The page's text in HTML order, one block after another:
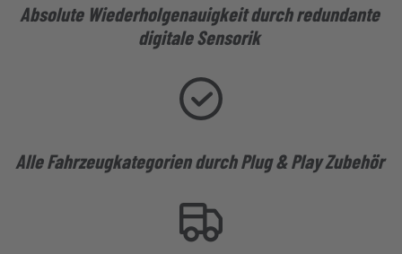
Absolute Wiederholgenauigkeit durch redundante
digitale Sensorik
Alle Fahrzeugkategorien durch Plug & Play Zubehör